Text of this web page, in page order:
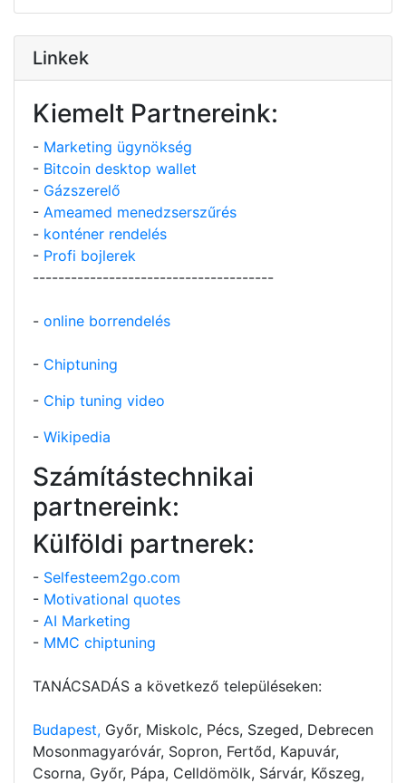
Linkek
Kiemelt Partnereink:
- Marketing ügynökség
- Bitcoin desktop wallet
- Gázszerelő
- Ameamed menedzserszűrés
- konténer rendelés
- Profi bojlerek
--------------------------------------
- online borrendelés
- Chiptuning
- Chip tuning video
- Wikipedia
Számítástechnikai
partnereink:
Külföldi partnerek:
- Selfesteem2go.com
- Motivational quotes
- AI Marketing
- MMC chiptuning
TANÁCSADÁS a következő településeken:
Budapest, Győr, Miskolc, Pécs, Szeged, Debrecen
Mosonmagyaróvár, Sopron, Fertőd, Kapuvár,
Csorna, Győr, Pápa, Celldömölk, Sárvár, Kőszeg,